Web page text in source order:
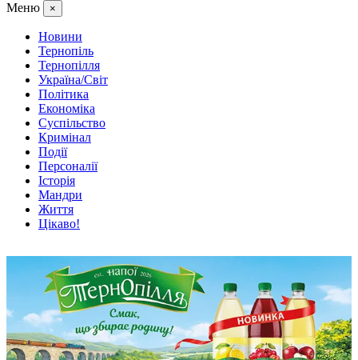
Меню ×
Новини
Тернопіль
Тернопілля
Україна/Світ
Політика
Економіка
Суспільство
Кримінал
Події
Персоналії
Історія
Мандри
Життя
Цікаво!